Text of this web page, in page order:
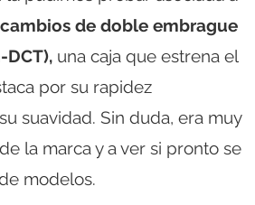
de doble embrague
DCT), una caja que estrena el
por su rapidez
suavidad. Sin duda, era muy
la marca y a ver si pronto se
modelos.